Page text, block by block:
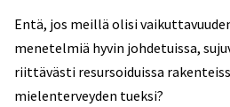
Entä, jos meillä olisi
menetelmiä hyvin johdetuissa,
riittävästi resursoiduissa
mielenterveyden tueksi?